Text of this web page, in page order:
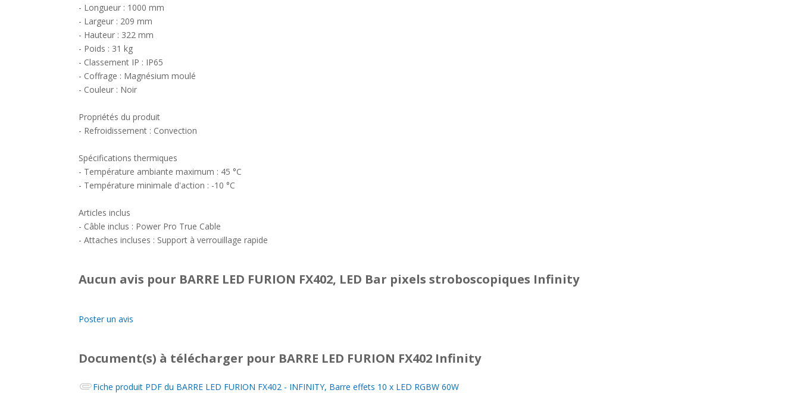
- Longueur : 1000 mm
- Largeur : 209 mm
- Hauteur : 322 mm
- Poids : 31 kg
- Classement IP : IP65
- Coffrage : Magnésium moulé
- Couleur : Noir
Propriétés du produit
- Refroidissement : Convection
Spécifications thermiques
- Température ambiante maximum : 45 °C
- Température minimale d'action : -10 °C
Articles inclus
- Câble inclus : Power Pro True Cable
- Attaches incluses : Support à verrouillage rapide
Aucun avis pour BARRE LED FURION FX402, LED Bar pixels stroboscopiques Infinity
Poster un avis
Document(s) à télécharger pour BARRE LED FURION FX402 Infinity
Fiche produit PDF du BARRE LED FURION FX402 - INFINITY, Barre effets 10 x LED RGBW 60W